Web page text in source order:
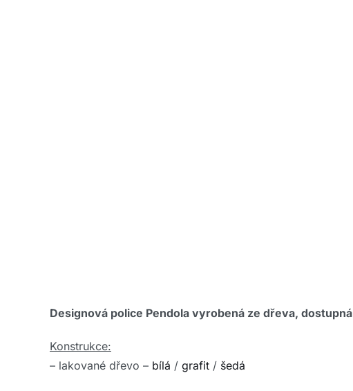
Designová police Pendola vyrobená ze dřeva,
Konstrukce:
– lakované dřevo – bílá / grafit/ šedá